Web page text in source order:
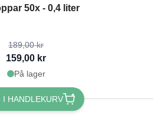
Blå koppar 50x - 0,4 liter
chosen on the product page
189,00 kr
159,00 kr
På lager
I HANDLEKURV